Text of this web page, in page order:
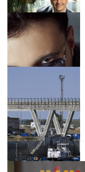
Családi
vállalkozások
TÁMOGATÓI
Forbes-sztori